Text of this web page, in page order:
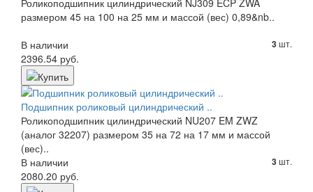
Роликоподшипник цилиндрический NJ309 ECP ZWA
размером 45 на 100 на 25 мм и массой (вес) 0,89&nb..
В наличии
3 шт.
2396.54 руб.
Подшипник роликовый цилиндрический ..
Роликоподшипник цилиндрический NU207 EM ZWZ
(аналог 32207) размером 35 на 72 на 17 мм и массой
(вес)..
В наличии
3 шт.
2080.20 руб.